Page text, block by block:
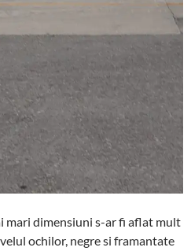
mari dimensiuni s-ar fi aflat mult
ochilor, negre si framantate